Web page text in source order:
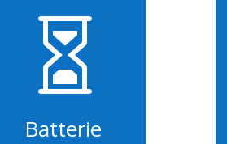

Batterie